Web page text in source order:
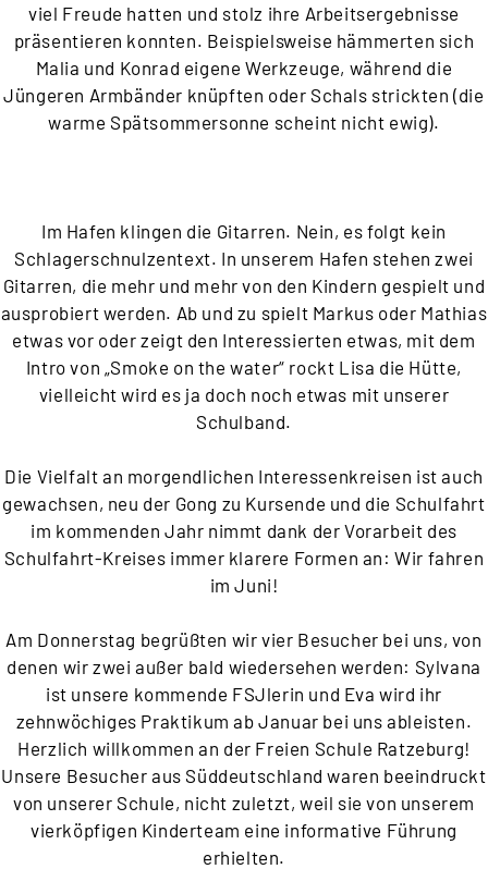
viel Freude hatten und stolz ihre Arbeitsergebnisse
präsentieren konnten. Beispielsweise hämmerten sich
Malia und Konrad eigene Werkzeuge, während die
Jüngeren Armbänder knüpften oder Schals strickten (die
warme Spätsommersonne scheint nicht ewig).
Im Hafen klingen die Gitarren. Nein, es folgt kein
Schlagerschnulzentext. In unserem Hafen stehen zwei
Gitarren, die mehr und mehr von den Kindern gespielt und
ausprobiert werden. Ab und zu spielt Markus oder Mathias
etwas vor oder zeigt den Interessierten etwas, mit dem
Intro von „Smoke on the water“ rockt Lisa die Hütte,
vielleicht wird es ja doch noch etwas mit unserer
Schulband.
Die Vielfalt an morgendlichen Interessenkreisen ist auch
gewachsen, neu der Gong zu Kursende und die Schulfahrt
im kommenden Jahr nimmt dank der Vorarbeit des
Schulfahrt-Kreises immer klarere Formen an: Wir fahren
im Juni!
Am Donnerstag begrüßten wir vier Besucher bei uns, von
denen wir zwei außer bald wiedersehen werden: Sylvana
ist unsere kommende FSJlerin und Eva wird ihr
zehnwöchiges Praktikum ab Januar bei uns ableisten.
Herzlich willkommen an der Freien Schule Ratzeburg!
Unsere Besucher aus Süddeutschland waren beeindruckt
von unserer Schule, nicht zuletzt, weil sie von unserem
vierköpfigen Kinderteam eine informative Führung
erhielten.